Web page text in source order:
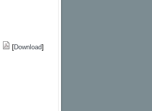
[Download]